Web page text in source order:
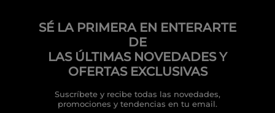
SÉ LA PRIMERA EN ENTERARTE
DE
LAS ÚLTIMAS NOVEDADES Y
OFERTAS EXCLUSIVAS
Suscríbete y recibe todas las novedades,
promociones y tendencias en tu email.